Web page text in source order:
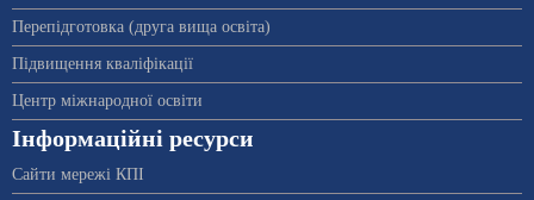
Перепідготовка (друга вища освіта)
Підвищення кваліфікації
Центр міжнародної освіти
Інформаційні ресурси
Сайти мережі КПІ